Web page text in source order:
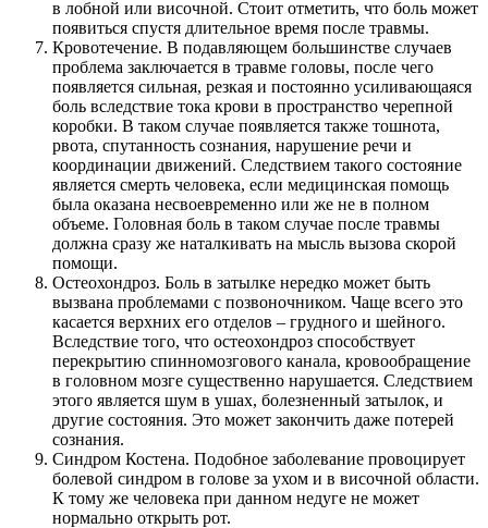
в лобной или височной. Стоит отметить, что боль может
появиться спустя длительное время после травмы.
Кровотечение. В подавляющем большинстве случаев
проблема заключается в травме головы, после чего
появляется сильная, резкая и постоянно усиливающаяся
боль вследствие тока крови в пространство черепной
коробки. В таком случае появляется также тошнота,
рвота, спутанность сознания, нарушение речи и
координации движений. Следствием такого состояние
является смерть человека, если медицинская помощь
была оказана несвоевременно или же не в полном
объеме. Головная боль в таком случае после травмы
должна сразу же наталкивать на мысль вызова скорой
помощи.
Остеохондроз. Боль в затылке нередко может быть
вызвана проблемами с позвоночником. Чаще всего это
касается верхних его отделов – грудного и шейного.
Вследствие того, что остеохондроз способствует
перекрытию спинномозгового канала, кровообращение
в головном мозге существенно нарушается. Следствием
этого является шум в ушах, болезненный затылок, и
другие состояния. Это может закончить даже потерей
сознания.
Синдром Костена. Подобное заболевание провоцирует
болевой синдром в голове за ухом и в височной области.
К тому же человека при данном недуге не может
нормально открыть рот.